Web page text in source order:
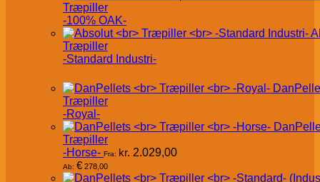
Træpiller
-100% OAK-
Træpiller
-Standard Industri-
Træpiller
-Royal-
Træpiller
-Horse- Fra: kr. 2.029,00
Ab: € 278,00